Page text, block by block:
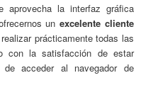
aprovecha la interfaz gráfica
unexcelente cliente
prácticamente todas las
con la satisfacción de estar
de acceder al navegador de